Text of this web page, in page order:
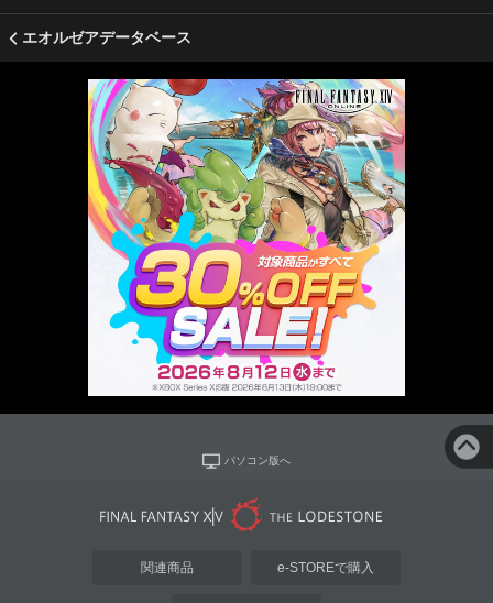
エオルゼアデータベース
パソコン版へ
関連商品 e-STOREで購入